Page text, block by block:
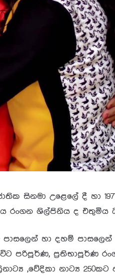
සිනමා උළෙලේ දී හා
රංගන ශිල්පිනිය ද එතුමිය
හා දහම්
පරිපූර්ණ, ප්‍රතිභාපූර්ණ
,වේදිකා නාට්‍ය